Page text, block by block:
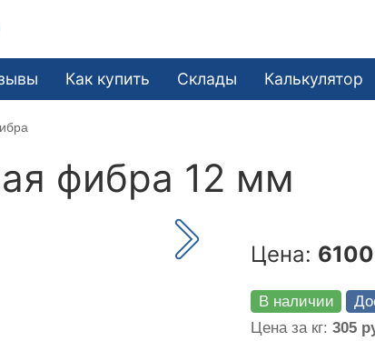
Как купить Склады Калькулятор
фибра 12 мм
Цена: 6100
В наличии
Цена за кг: 305